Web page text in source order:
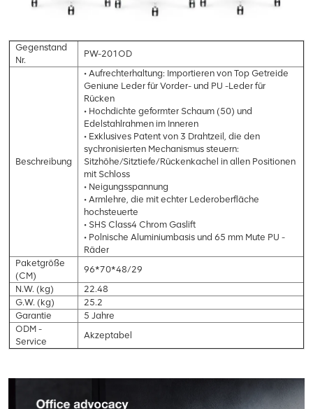
Gegenstand
Nr.
PW-201OD
Beschreibung
• Aufrechterhaltung: Importieren von Top Getreide
Geniune Leder für Vorder- und PU -Leder für
Rücken
• Hochdichte geformter Schaum (50) und
Edelstahlrahmen im Inneren
• Exklusives Patent von 3 Drahtzeil, die den
sychronisierten Mechanismus steuern:
Sitzhöhe/Sitztiefe/Rückenkachel in allen Positionen
mit Schloss
• Neigungsspannung
• Armlehre, die mit echter Lederoberfläche
hochsteuerte
• SHS Class4 Chrom Gaslift
• Polnische Aluminiumbasis und 65 mm Mute PU -
Räder
Paketgröße
(CM)
96*70*48/29
N.W. (kg)
22.48
G.W. (kg)
25.2
Garantie
5 Jahre
ODM -
Service
Akzeptabel